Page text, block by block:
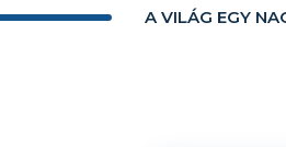
A VILÁG EGY